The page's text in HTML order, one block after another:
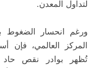
لتداول المعدن.
ورغم انحسار الضغوط
المركز العالمي،
تُظهر بوادر نقص